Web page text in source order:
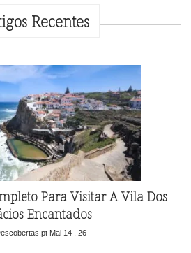
Recentes
Para Visitar A Vila Dos
Encantados
Mai 14 , 26